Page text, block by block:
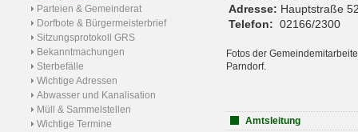
Parteien & Gemeinderat
Dorfbote & Bürgermeisterbrief
Sitzungsprotokoll GRS
Bekanntmachungen
Sterbefälle
Wichtige Adressen
Abwasser und Kanalisation
Müll & Sammelstellen
Wichtige Termine
Adresse: Hauptstraße
Telefon: 02166/2300
Fotos der
Parndorf.
Amtsleitung